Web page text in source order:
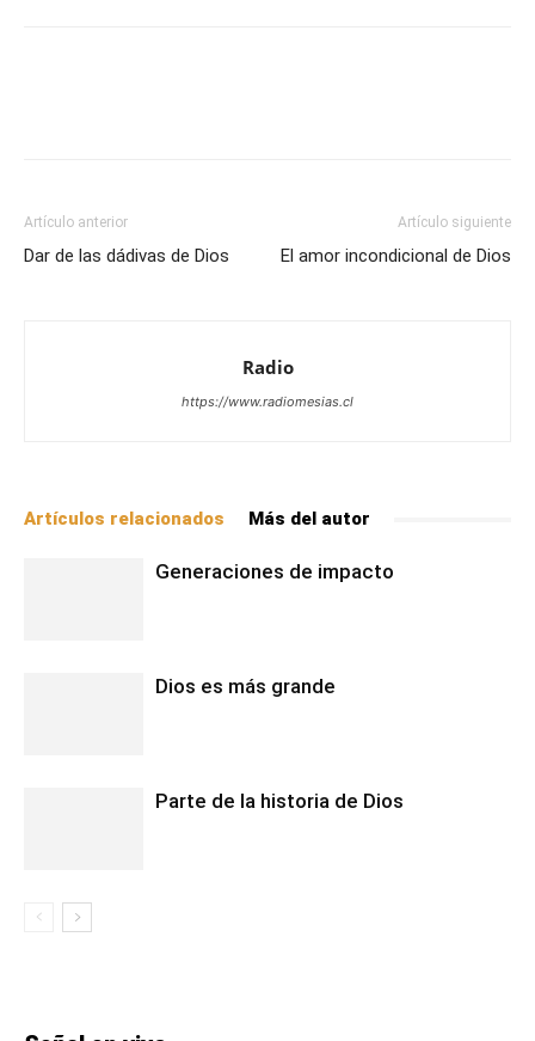
Artículo anterior
Dar de las dádivas de Dios
Artículo siguiente
El amor incondicional de Dios
Radio
https://www.radiomesias.cl
Artículos relacionados Más del autor
Generaciones de impacto
Dios es más grande
Parte de la historia de Dios